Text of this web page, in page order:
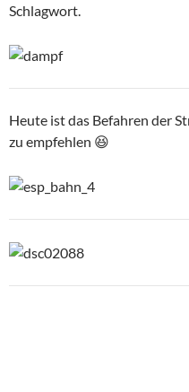
Schlagwort.
Heute ist das Befahren der
zu empfehlen 😆